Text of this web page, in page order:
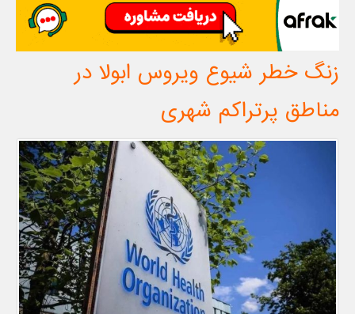
زنگ خطر شیوع ویروس ابولا در
مناطق پرتراکم شهری